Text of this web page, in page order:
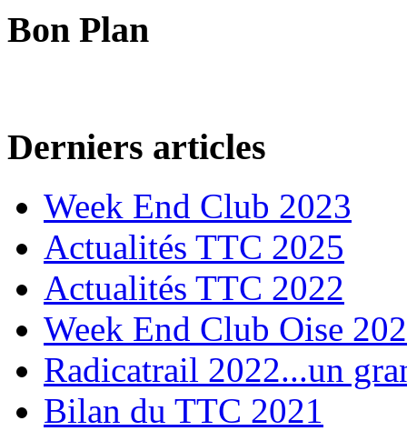
Bon Plan
Derniers articles
Week End Club 2023
Actualités TTC 2025
Actualités TTC 2022
Week End Club Oise
Radicatrail 2022...un
Bilan du TTC 2021